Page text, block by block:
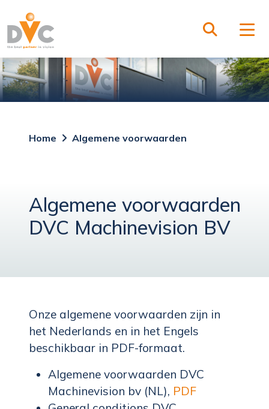
Home Algemene voorwaarden
Algemene voorwaarden
DVC Machinevision BV
Onze algemene voorwaarden zijn in
het Nederlands en in het Engels
beschikbaar in PDF-formaat.
Algemene voorwaarden DVC
Machinevision bv (NL), PDF